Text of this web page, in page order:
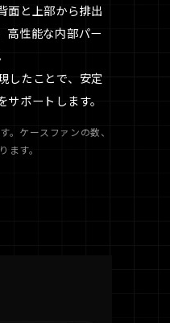
面と上部から排出
高性能な内部パー
したことで、安定
ポートします。
ケースファンの数、
ます。